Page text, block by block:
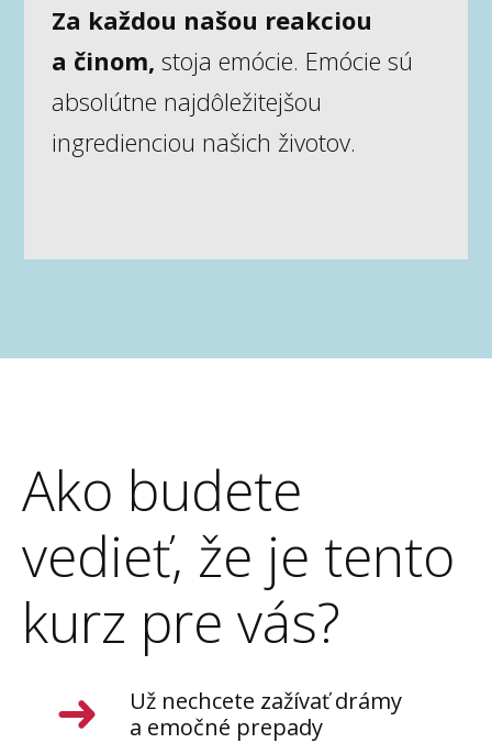
Za každou našou reakciou
a činom, stoja emócie. Emócie sú
absolútne najdôležitejšou
ingredienciou našich životov.
Ako budete
vedieť, že je tento
kurz pre vás?
Už nechcete zažívať drámy
a emočné prepady